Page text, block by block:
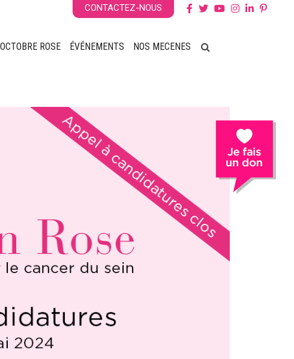
CONTACTEZ-NOUS
OCTOBRE ROSE ÉVÉNEMENTS NOS MECENES